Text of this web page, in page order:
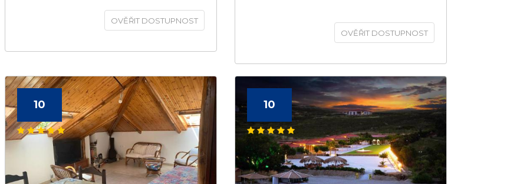
OVĚŘIT DOSTUPNOST
OVĚŘIT DOSTUPNOST
10 10